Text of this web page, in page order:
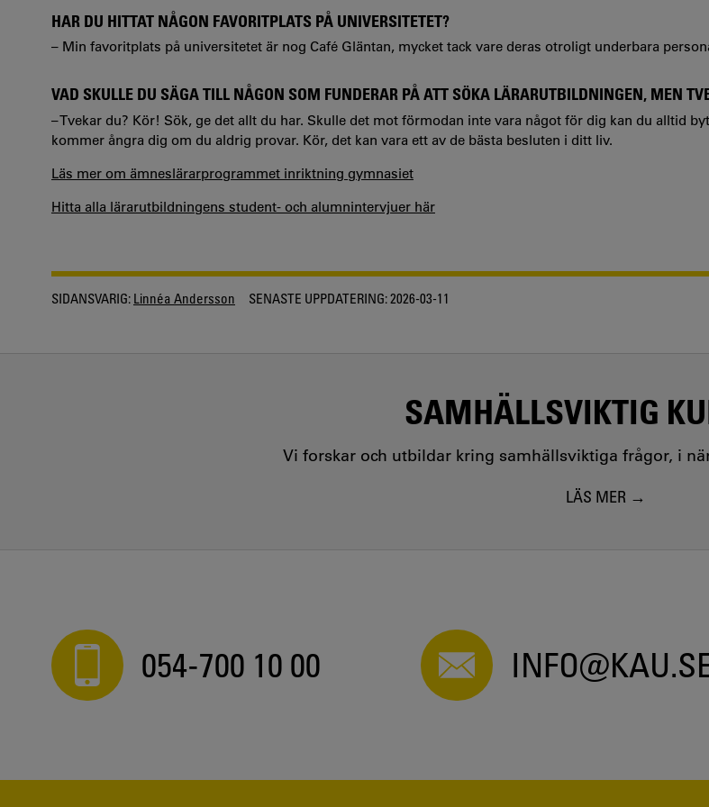
HAR DU HITTAT NÅGON FAVORITPLATS PÅ UNIVERSITETET?
– Min favoritplats på universitetet är nog Café Gläntan, mycket tack vare deras otroligt underbara
VAD SKULLE DU SÄGA TILL NÅGON SOM FUNDERAR PÅ ATT SÖKA LÄRARUTBILDNINGEN, MEN
– Tvekar du? Kör! Sök, ge det allt du har. Skulle det mot förmodan inte vara något för dig kan du alltid
kommer ångra dig om du aldrig provar. Kör, det kan vara ett av de bästa besluten i ditt liv.
Läs mer om ämneslärarprogrammet inriktning gymnasiet
Hitta alla lärarutbildningens student- och alumnintervjuer här
SIDANSVARIG: Linnéa Andersson SENASTE UPPDATERING:2026-03-11
SAMHÄLLSVIKTIG
Vi forskar och utbildar kring samhällsviktiga frågor, i
LÄS MER
054-700 10 00